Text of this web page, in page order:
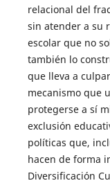
relacional del
sin atender a su
escolar que no
también lo
que lleva a
mecanismo que
protegerse a sí
exclusión
políticas que,
hacen de forma
Diversificación